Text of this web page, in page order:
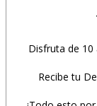
Disfruta de
Recibe tu